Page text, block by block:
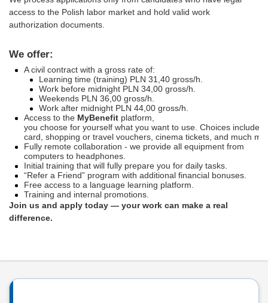
access to the Polish labor market and hold valid work
authorization documents.
We offer:
A civil contract with a gross rate of:
Learning time (training) PLN 31,40 gross/h.
Work before midnight PLN 34,00 gross/h.​
Weekends PLN 36,00 gross/h.​
Work after midnight PLN 44,00 gross/h.
Access to the MyBenefit platform,
you choose for yourself what you want to use. Choices include
card, shopping or travel vouchers, cinema tickets, and much
Fully remote collaboration - we provide all equipment from
computers to headphones.
Initial training that will fully prepare you for daily tasks.
“Refer a Friend” program with additional financial bonuses.
Free access to a language learning platform.
Training and internal promotions.
Join us and apply today — your work can make a real
difference.